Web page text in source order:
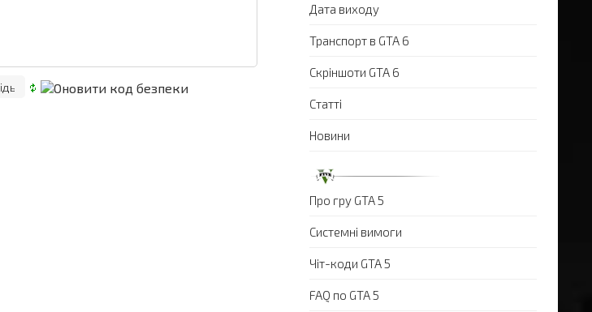
Дата виходу
Транспорт в GTA 6
Скріншоти GTA 6
Статті
Новини
Про гру GTA 5
Системні вимоги
Чіт-коди GTA 5
FAQ по GTA 5